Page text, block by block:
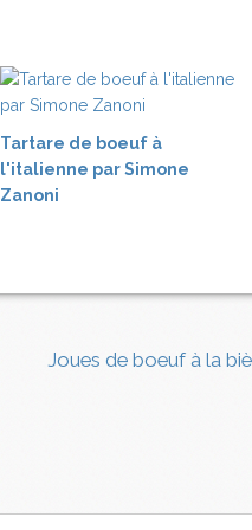
Tartare de boeuf à
l'italienne par Simone
Zanoni
Joues de boeuf à la